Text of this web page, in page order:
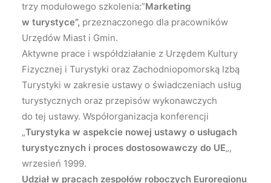
trzy modułowego szkolenia:”Marketing
w turystyce”, przeznaczonego dla pracowników
Urzędów Miast i Gmin.
Aktywne prace i współdziałanie z Urzędem Kultury
Fizycznej i Turystyki oraz Zachodniopomorską Izbą
Turystyki w zakresie ustawy o świadczeniach usług
turystycznych oraz przepisów wykonawczych
do tej ustawy. Współorganizacja konferencji
„Turystyka w aspekcie nowej ustawy o usługach
turystycznych i proces dostosowawczy do UE„,
wrzesień 1999.
Udział w pracach zespołów roboczych Euroregionu